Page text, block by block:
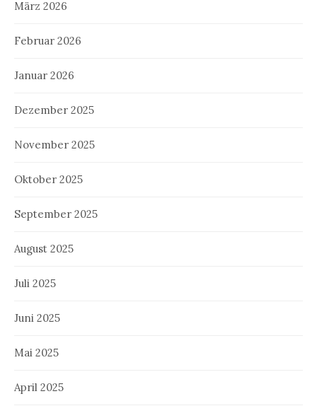
März 2026
Februar 2026
Januar 2026
Dezember 2025
November 2025
Oktober 2025
September 2025
August 2025
Juli 2025
Juni 2025
Mai 2025
April 2025